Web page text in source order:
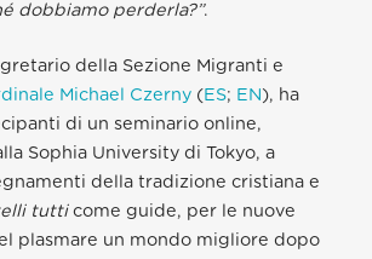
dobbiamo perderla?”.
della Sezione Migranti e
Michael Czerny (ES; EN), ha
di un seminario online,
Sophia University di Tokyo, a
della tradizione cristiana e
tutticome guide, per le nuove
plasmare un mondo migliore dopo